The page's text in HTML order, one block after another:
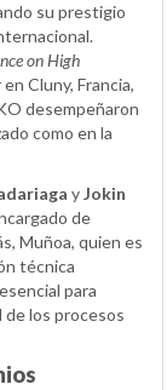
su prestigio
on High
Cluny, Francia,
desempeñaron
como en la
yJokin
de
Muñoa, quien es
técnica
para
de los procesos